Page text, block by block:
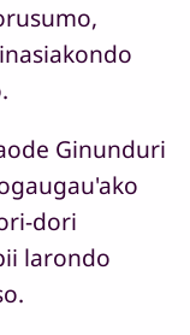
Ginunduri
dori
larondo